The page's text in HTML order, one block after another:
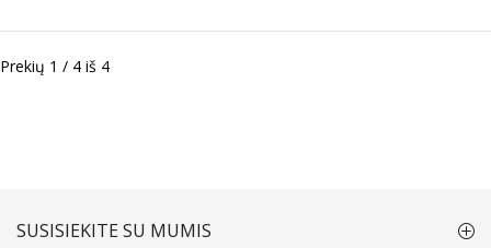
Prekių 1 / 4 iš 4
SUSISIEKITE SU MUMIS